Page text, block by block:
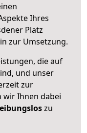
Ihres
Platz
zur Umsetzung.
die auf
und unser
zur
wir Ihnen dabei
zu